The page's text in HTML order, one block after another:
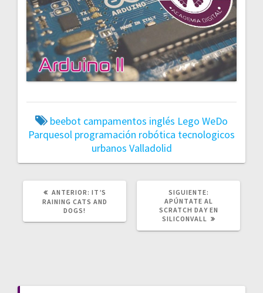
beebot campamentos inglés Lego WeDo
Parquesol programación robótica tecnologicos
urbanos Valladolid
ANTERIOR: POST
ANTERIOR:
IT’S
RAINING CATS AND
DOGS!
SIGUIENTE:
POST:
APÚNTATE AL
SCRATCH DAY EN
SILICONVALL